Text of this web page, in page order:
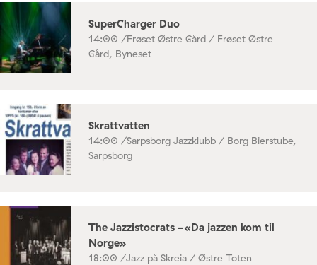
SuperCharger Duo
14:00 /Frøset Østre Gård / Frøset Østre
Gård, Byneset
Skrattvatten
14:00 /Sarpsborg Jazzklubb / Borg Bierstube,
Sarpsborg
The Jazzistocrats -«Da jazzen kom til
Norge»
18:00 /Jazz på Skreia / Østre Toten